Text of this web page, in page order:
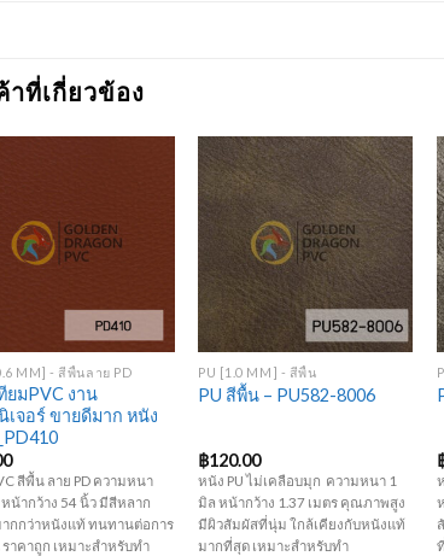
าที่เกี่ยวข้อง
Add to
MM] - สีพื้นลาย PD
ยมPVC งาน
เจอร์ ขายดีมาก หนัง
สีพื้น ลาย PD ความหนา
หน้ากว้าง 54 นิ้ว มีสีหลาก
กกว่าหนังแท้ ทนทานต่อการ
าคาถูก เหมาะสำหรับทำ
Add to
Wishlist
+
PU [1.0 MM] - สีพื้น
PU สีพื้น – PU582-8006
฿120.00
หนัง PU ไม่เคลือบมุก ความหนา 1
มิล หน้ากว้าง 1.37 เมตร คุณภาพสูง
มีผิวสัมผัสที่นุ่ม ใกล้เคียงกับหนังแท้
มากที่สุด เหมาะสำหรับทำ